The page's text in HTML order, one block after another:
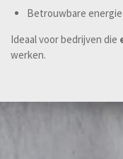
Betrouwbare
Ideaal voor bedrijven die
werken.